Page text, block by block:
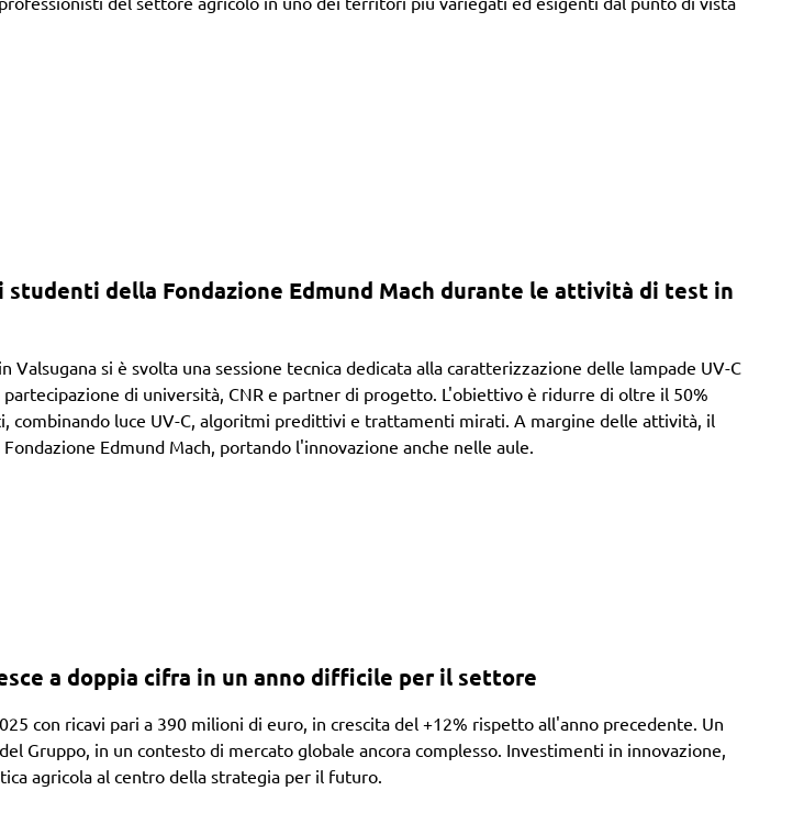
studenti della Fondazione Edmund Mach durante le attività di test in
Valsugana si è svolta una sessione tecnica dedicata alla caratterizzazione delle lampade UV-C
di università, CNR e partner di progetto. L'obiettivo è ridurre di oltre il 50%
combinando luce UV-C, algoritmi predittivi e trattamenti mirati. A margine delle attività, il
Edmund Mach, portando l'innovazione anche nelle aule.
a doppia cifra in un anno difficile per il settore
con ricavi pari a 390 milioni di euro, in crescita del +12% rispetto all'anno precedente. Un
Gruppo, in un contesto di mercato globale ancora complesso. Investimenti in innovazione,
agricola al centro della strategia per il futuro.